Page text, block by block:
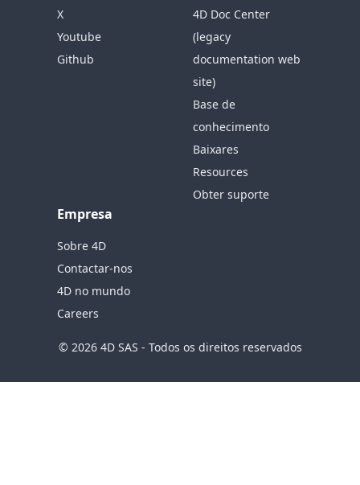
X
Youtube
Github
4D Doc Center
(legacy
documentation web
site)
Base de
conhecimento
Baixares
Resources
Obter suporte
Empresa
Sobre 4D
Contactar-nos
4D no mundo
Careers
© 2026 4D SAS - Todos os direitos reservados